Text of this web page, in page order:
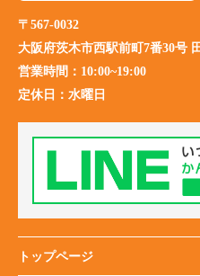
〒567-0032
大阪府茨木市西駅前町7番30号
営業時間： 10:00~19:00
定休日： 水曜日
トップページ